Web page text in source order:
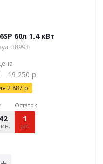
60л 1.4 кВт
38993
19 250р
2 887 р
09
сек.
Остаток
1
шт.